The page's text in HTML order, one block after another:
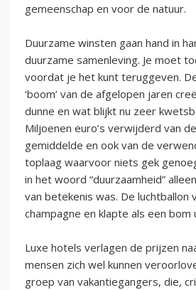
gemeenschap en voor de natuur.
Duurzame winsten gaan hand in
duurzame samenleving. Je moet
voordat je het kunt teruggeven.
‘boom’ van de afgelopen jaren
dunne en wat blijkt nu zeer
Miljoenen euro’s verwijderd van
gemiddelde en ook van de
toplaag waarvoor niets gek
in het woord “duurzaamheid”
van betekenis was. De luchtballon
champagne en klapte als een bom
Luxe hotels verlagen de prijzen
mensen zich wel kunnen
groep van vakantiegangers, die,